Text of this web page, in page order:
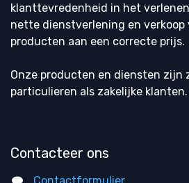
klanttevredenheid in het
nette dienstverlening en
producten aan een correcte prijs.
Onze producten en diensten zijn
particulieren als zakelijke klanten.
Contacteer ons